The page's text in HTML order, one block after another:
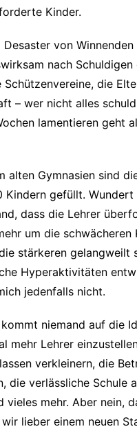
Kinder.
Desaster von
nach Schuldigen
Schützenvereine, die
– wer nicht alles
lamentieren geht
alten Gymnasien sind
Kindern gefüllt.
dass die Lehrer
um die schwächeren
stärkeren gelangweilt
Hyperaktivitäten
jedenfalls nicht.
niemand auf die
mehr Lehrer
verkleinern, die
die verlässliche Schule
vieles mehr. Aber nein,
lieber einem neuen